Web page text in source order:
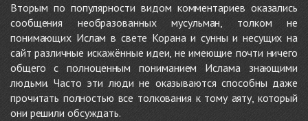
Вторым по популярности видом комментариев оказались
сообщения необразованных мусульман, толком не
понимающих Ислам в свете Корана и сунны и несущих на
сайт различные искажённые идеи, не имеющие почти ничего
общего с полноценным пониманием Ислама знающими
людьми. Часто эти люди не оказываются способны даже
прочитать полностью все толкования к тому аяту, который
они решили обсуждать.